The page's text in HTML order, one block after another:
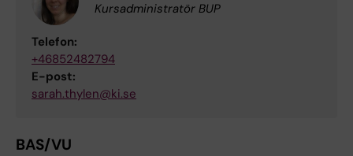
Kursadministratör BUP
Telefon:
+46852482794
E-post:
sarah.thylen@ki.se
BAS/VU